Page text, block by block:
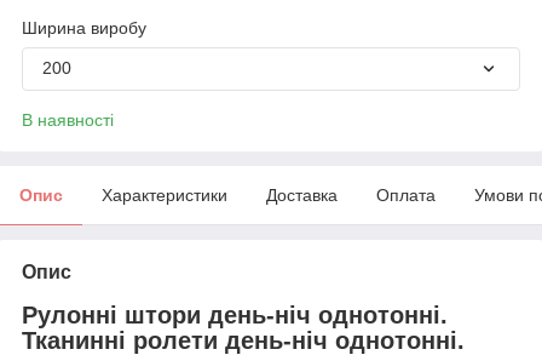
Ширина виробу
200
В наявності
Опис Характеристики Доставка Оплата Умови
Опис
Рулонні штори день-ніч однотонні.
Тканинні ролети день-ніч однотонні.